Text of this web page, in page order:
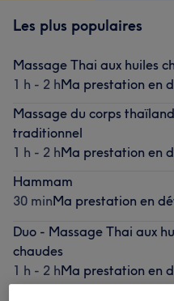
Les plus populaires
Massage Thai aux huiles
1 h - 2 hMa prestation en
Massage du corps
traditionnel
1 h - 2 hMa prestation en
Hammam
30 minMa prestation en
Duo - Massage Thai aux
chaudes
1 h - 2 hMa prestation en